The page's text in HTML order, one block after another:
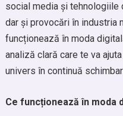
social media și tehnologiile
dar și provocări în industria
funcționează în moda
analiză clară care te va
univers în continuă
Ce funcționează în moda